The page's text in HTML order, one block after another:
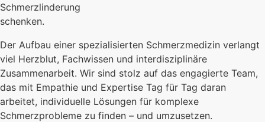
Schmerzlinderung
schenken.
Der Aufbau einer spezialisierten Schmerzmedizin verlangt
viel Herzblut, Fachwissen und interdisziplinäre
Zusammenarbeit. Wir sind stolz auf das engagierte Team,
das mit Empathie und Expertise Tag für Tag daran
arbeitet, individuelle Lösungen für komplexe
Schmerzprobleme zu finden – und umzusetzen.